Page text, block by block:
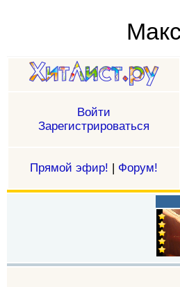
Войти
Зарегистрироваться
Прямой эфир! | Форум!